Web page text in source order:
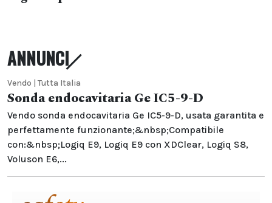
ANNUNCI
Vendo | Tutta Italia
Sonda endocavitaria Ge IC5-9-D
Vendo sonda endocavitaria Ge IC5-9-D, usata garantita e
perfettamente funzionante;&nbsp;Compatibile
con:&nbsp;Logiq E9, Logiq E9 con XDClear, Logiq S8,
Voluson E6,...